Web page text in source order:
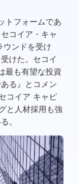
トフォームであ
コイア・キャ
ウンドを受け
けた。セコイ
最も有望な投資
る』とコメン
コイア キャピ
と人材採用も強
。